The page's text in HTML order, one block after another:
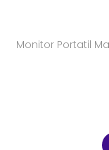
Monitor Portatil